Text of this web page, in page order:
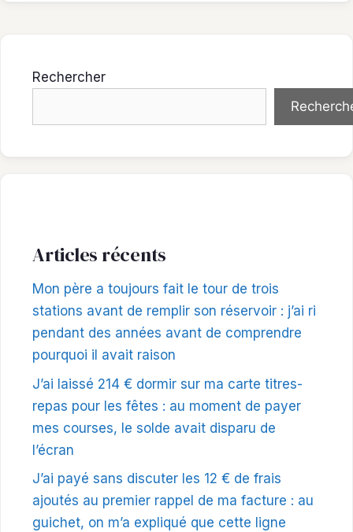
Rechercher
Articles récents
Mon père a toujours fait le tour de trois
stations avant de remplir son réservoir : j’ai ri
pendant des années avant de comprendre
pourquoi il avait raison
J’ai laissé 214 € dormir sur ma carte titres-
repas pour les fêtes : au moment de payer
mes courses, le solde avait disparu de
l’écran
J’ai payé sans discuter les 12 € de frais
ajoutés au premier rappel de ma facture : au
guichet, on m’a expliqué que cette ligne